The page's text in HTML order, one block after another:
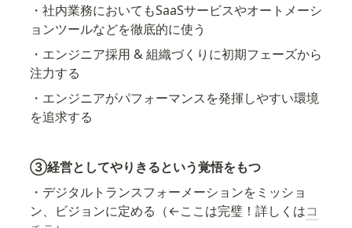
・社内業務においてもSaaSサービスやオートメーシ
ョンツールなどを徹底的に使う
・エンジニア採用 & 組織づくりに初期フェーズから
注力する
・エンジニアがパフォーマンスを発揮しやすい環境
を追求する
③経営としてやりきるという覚悟をもつ
・デジタルトランスフォーメーションをミッショ
ン、ビジョンに定める（←ここは完璧！詳しくはコ